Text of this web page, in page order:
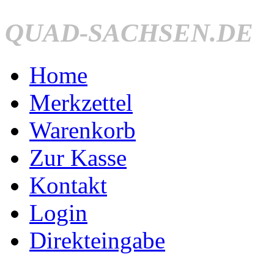
QUAD-SACHSEN.DE
Home
Merkzettel
Warenkorb
Zur Kasse
Kontakt
Login
Direkteingabe